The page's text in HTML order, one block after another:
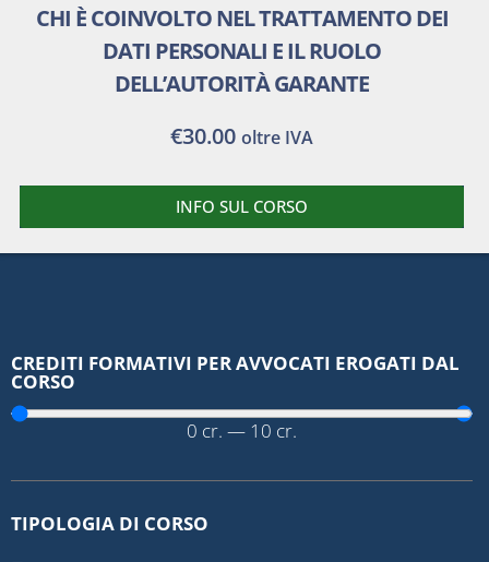
CREDITI FORMATIVI PER AVVOCATI EROGATI DAL
CORSO
0 cr. — 10 cr.
TIPOLOGIA DI CORSO
CHI È COINVOLTO NEL TRATTAMENTO DEI
DATI PERSONALI E IL RUOLO
DELL’AUTORITÀ GARANTE
€30.00 oltre IVA
INFO SUL CORSO